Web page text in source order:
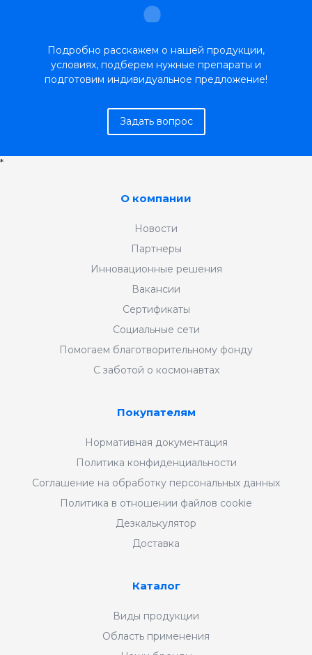
Подробно расскажем о нашей продукции,
условиях, подберем нужные препараты и
подготовим индивидуальное предложение!
Задать вопрос
*
О компании
Новости
Партнеры
Инновационные решения
Вакансии
Сертификаты
Социальные сети
Помогаем благотворительному фонду
С заботой о космонавтах
Покупателям
Нормативная документация
Политика конфиденциальности
Соглашение на обработку персональных данных
Политика в отношении файлов cookie
Дезкалькулятор
Доставка
Каталог
Виды продукции
Область применения